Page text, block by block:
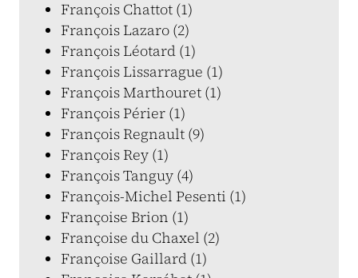
François Chattot (1)
François Lazaro (2)
François Léotard (1)
François Lissarrague (1)
François Marthouret (1)
François Périer (1)
François Regnault (9)
François Rey (1)
François Tanguy (4)
François-Michel Pesenti (1)
Françoise Brion (1)
Françoise du Chaxel (2)
Françoise Gaillard (1)